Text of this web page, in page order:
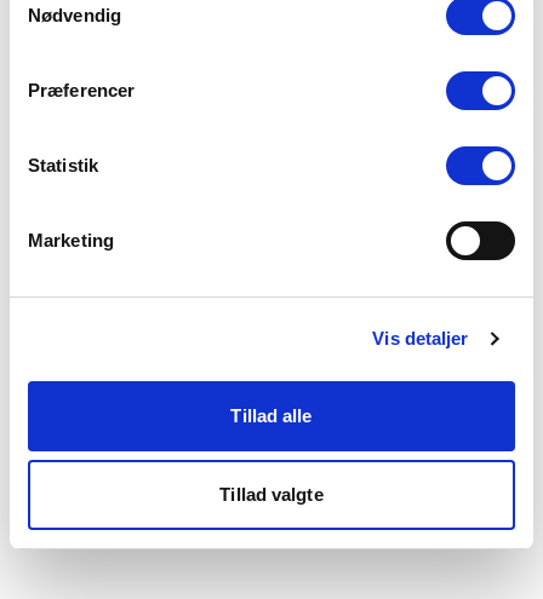
Du kan læse mere om vores brug af cookies under
"Detaljer" eller ved at klikke videre til vores Cookiepolitik,
Nødvendig
Præferencer
Statistik
Marketing
Vis detaljer
Tillad alle
Tillad valgte